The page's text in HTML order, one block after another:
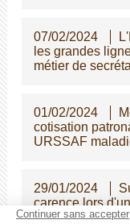
07/02/2024
les grandes
métier de
01/02/2024
cotisation
URSSAF
29/01/2024
carence lors